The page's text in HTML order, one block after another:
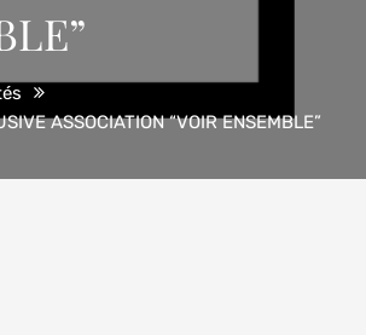
ASSOCIATION “VOIR ENSEMBLE”